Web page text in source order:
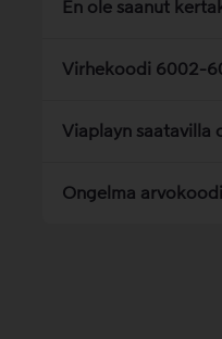
En ole saanut
Virhekoodi 6002-
Viaplayn saatavilla
Ongelma